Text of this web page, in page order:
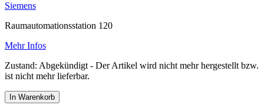
Siemens
Raumautomationsstation 120
Mehr Infos
Zustand: Abgekündigt - Der Artikel wird nicht mehr hergestellt bzw.
ist nicht mehr lieferbar.
In Warenkorb